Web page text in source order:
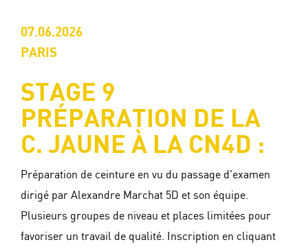
07.06.2026
PARIS
STAGE 9
PRÉPARATION DE LA
C. JAUNE À LA CN4D :
Préparation de ceinture en vu du passage d'examen
dirigé par Alexandre Marchat 5D et son équipe.
Plusieurs groupes de niveau et places limitées pour
favoriser un travail de qualité. Inscription en cliquant